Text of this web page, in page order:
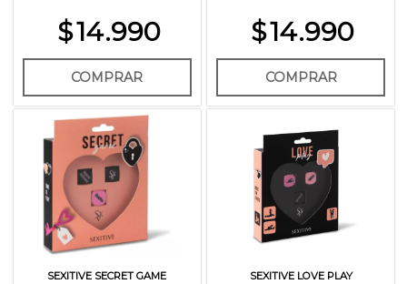
$14.990
COMPRAR
$14.990
COMPRAR
SEXITIVE SECRET GAME SEXITIVE LOVE PLAY